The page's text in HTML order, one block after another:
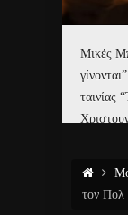
Μικές
ταινίας
τον Πολ